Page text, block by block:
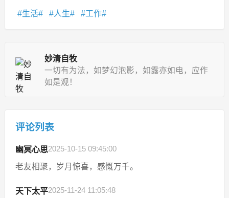
生活 人生 工作
妙清自牧
一切有为法，如梦幻泡影，如露亦如电，应作
如是观！
评论列表
幽冥心思2025-10-15 09:45:00
老友相聚，岁月惊喜，感慨万千。
天下太平2025-11-24 11:05:48